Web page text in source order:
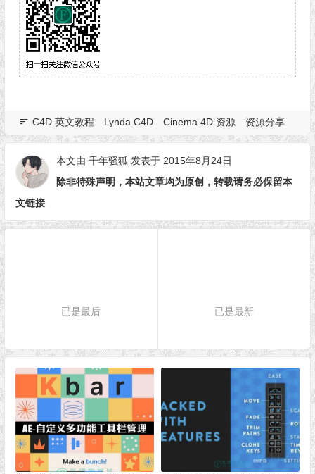
C4D 英文教程 Lynda C4D Cinema 4D 资源 资源分享
本文由 千年骚狐 发表于 2015年8月24日
除非特殊声明，本站文章均为原创，转载请务必保留本
文链接
已是最后 已是最新